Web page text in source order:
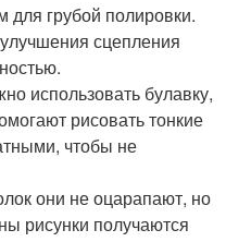
для грубой полировки.
сцепления
использовать булавку,
рисовать тонкие
чтобы не
они не оцарапают, но
рисунки получаются